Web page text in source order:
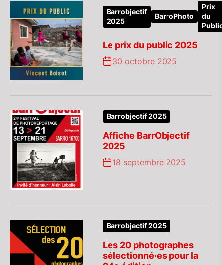
Barrobjectif
2025
BarroPhoto
Prix
du
Le prix du public 2025
30 octobre 2025
Barrobjectif 2025
Affiche BarrObjectif
2025
18 septembre 2025
Barrobjectif 2025
Les 20 photographes
sélectionné·es pour la